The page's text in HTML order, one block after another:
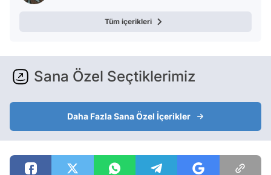
Tüm içerikleri
Sana Özel Seçtiklerimiz
Daha Fazla Sana Özel İçerikler